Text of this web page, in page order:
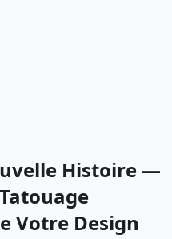
Histoire —
Votre Design